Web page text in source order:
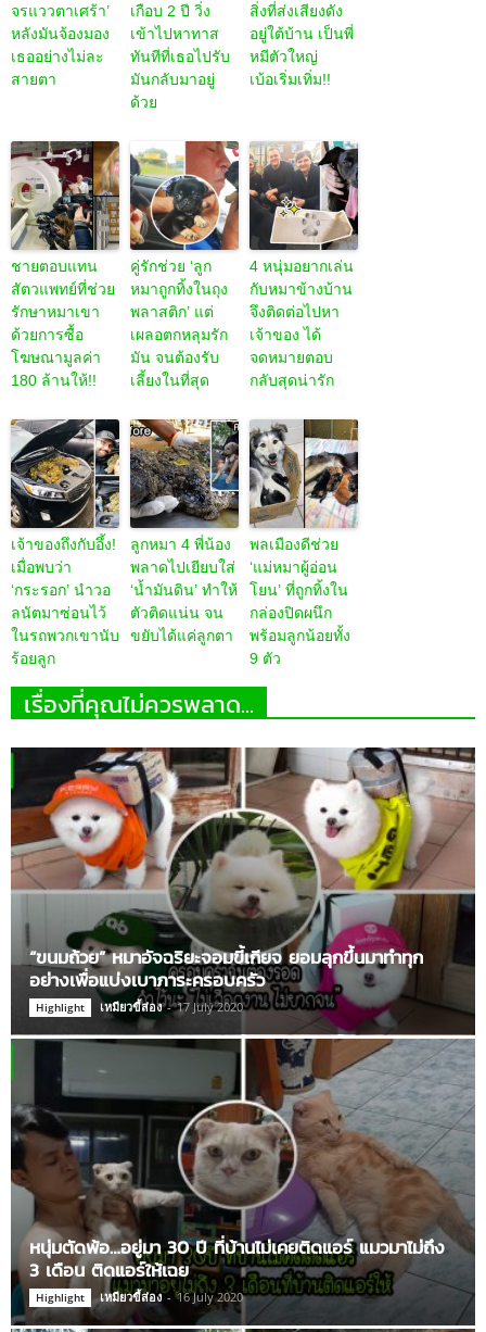
จรแววตาเศร้า’
หลังมันจ้องมอง
เธออย่างไม่ละ
สายตา
เกือบ 2 ปี วิ่ง
เข้าไปหาทาส
ทันทีที่เธอไปรับ
มันกลับมาอยู่
ด้วย
สิ่งที่ส่งเสียงดัง
อยู่ใต้บ้าน เป็นพี่
หมีตัวใหญ่
เบ้อเริ่มเทิ่ม!!
ชายตอบแทน
สัตวแพทย์ที่ช่วย
รักษาหมาเขา
ด้วยการซื้อ
โฆษณามูลค่า
180 ล้านให้!!
คู่รักช่วย ‘ลูก
หมาถูกทิ้งในถุง
พลาสติก’ แต่
เผลอตกหลุมรัก
มัน จนต้องรับ
เลี้ยงในที่สุด
4 หนุ่มอยากเล่น
กับหมาข้างบ้าน
จึงติดต่อไปหา
เจ้าของ ได้
จดหมายตอบ
กลับสุดน่ารัก
เจ้าของถึงกับอึ้ง!
เมื่อพบว่า
‘กระรอก’ นำวอ
ลนัตมาซ่อนไว้
ในรถพวกเขานับ
ร้อยลูก
ลูกหมา 4 พี่น้อง
พลาดไปเยียบใส่
‘น้ำมันดิน’ ทำให้
ตัวติดแน่น จน
ขยับได้แค่ลูกตา
พลเมืองดีช่วย
‘แม่หมาผู้อ่อน
โยน’ ที่ถูกทิ้งใน
กล่องปิดผนึก
พร้อมลูกน้อยทั้ง
9 ตัว
เรื่องที่คุณไม่ควรพลาด...
“ขนมถ้วย” หมาอัจฉริยะจอมขี้เกียจ ยอมลุกขึ้นมาทำทุก
อย่างเพื่อแบ่งเบาภาระครอบครัว
Highlight เหมียวขี้ส่อง - 17 July 2020
หนุ่มตัดพ้อ…อยู่มา 30 ปี ที่บ้านไม่เคยติดแอร์ แมวมาไม่ถึง
3 เดือน ติดแอร์ให้เฉย
Highlight เหมียวขี้ส่อง - 16 July 2020